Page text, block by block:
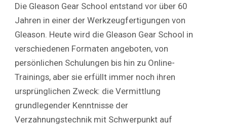
Die Gleason Gear School entstand vor über 60
Jahren in einer der Werkzeugfertigungen von
Gleason. Heute wird die Gleason Gear School in
verschiedenen Formaten angeboten, von
persönlichen Schulungen bis hin zu Online-
Trainings, aber sie erfüllt immer noch ihren
ursprünglichen Zweck: die Vermittlung
grundlegender Kenntnisse der
Verzahnungstechnik mit Schwerpunkt auf